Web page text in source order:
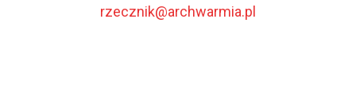
rzecznik@archwarmia.pl